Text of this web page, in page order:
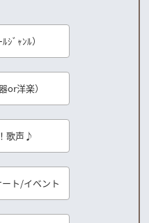
ｼﾞｬﾝﾙ）
or洋楽）
歌声♪
ト/イベント